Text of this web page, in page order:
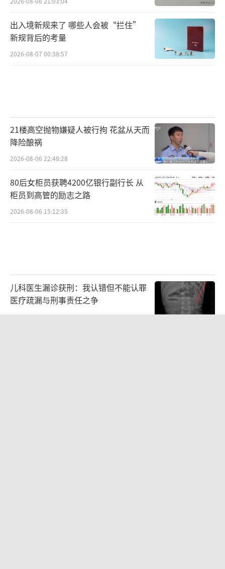
出入境新规来了 哪些人会被“拦住”
新规背后的考量
2026-08-07 00:38:57
21楼高空抛物嫌疑人被行拘 花盆从天而
降险酿祸
2026-08-06 22:48:28
80后女柜员获聘4200亿银行副行长 从
柜员到高管的励志之路
2026-08-06 15:12:35
儿科医生漏诊获刑：我认错但不能认罪
医疗疏漏与刑事责任之争
2026-08-06 13:45:15